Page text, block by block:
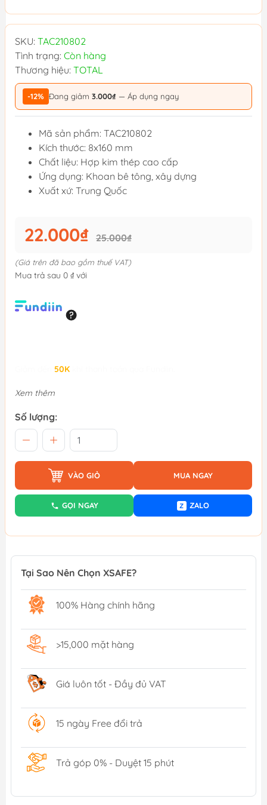
SKU: TAC210802
Tình trạng: Còn hàng
Thương hiệu: TOTAL
-12% Đang giảm 3.000₫ — Áp dụng ngay
Mã sản phẩm: TAC210802
Kích thước: 8x160 mm
Chất liệu: Hợp kim thép cao cấp
Ứng dụng: Khoan bê tông, xây dựng
Xuất xứ: Trung Quốc
22.000₫ 25.000₫
(Giá trên đã bao gồm thuế VAT)
Mua trả sau 0 ₫ với
50K
Xem thêm
Số lượng:
VÀO GIỎ MUA NGAY
GỌI NGAY Z ZALO
Tại Sao Nên Chọn XSAFE?
100% Hàng chính hãng
>15,000 mặt hàng
Giá luôn tốt - Đầy đủ VAT
15 ngày Free đổi trả
Trả góp 0% - Duyệt 15 phút